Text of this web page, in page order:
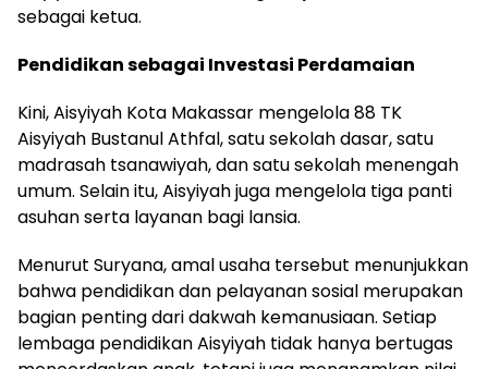
sebagai ketua.
Pendidikan sebagai Investasi Perdamaian
Kini, Aisyiyah Kota Makassar mengelola 88 TK
Aisyiyah Bustanul Athfal, satu sekolah dasar, satu
madrasah tsanawiyah, dan satu sekolah menengah
umum. Selain itu, Aisyiyah juga mengelola tiga panti
asuhan serta layanan bagi lansia.
Menurut Suryana, amal usaha tersebut menunjukkan
bahwa pendidikan dan pelayanan sosial merupakan
bagian penting dari dakwah kemanusiaan. Setiap
lembaga pendidikan Aisyiyah tidak hanya bertugas